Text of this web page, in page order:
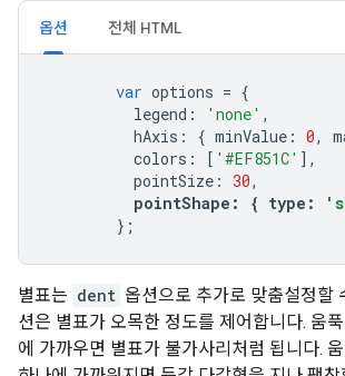
옵션 전체 HTML
var options = {
legend : 'none' ,
hAxis : { minValue : 0,
colors : [ '#EF851C' ],
pointSize : 30,
pointShape : { type :
};
별표는 dent 옵션으로 추가로 맞춤설정할
션은 별표가 오목한 정도를 제어합니다. 움
에 가까우면 별표가 불가사리처럼 됩니다.